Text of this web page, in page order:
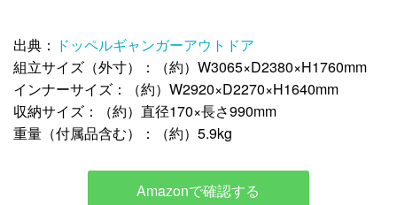
出典： ドッペルギャンガーアウトドア
組立サイズ（外寸）：（約）W3065×D2380×H1760mm
インナーサイズ：（約）W2920×D2270×H1640mm
収納サイズ：（約）直径170×長さ990mm
重量（付属品含む）：（約）5.9kg
Amazonで確認する